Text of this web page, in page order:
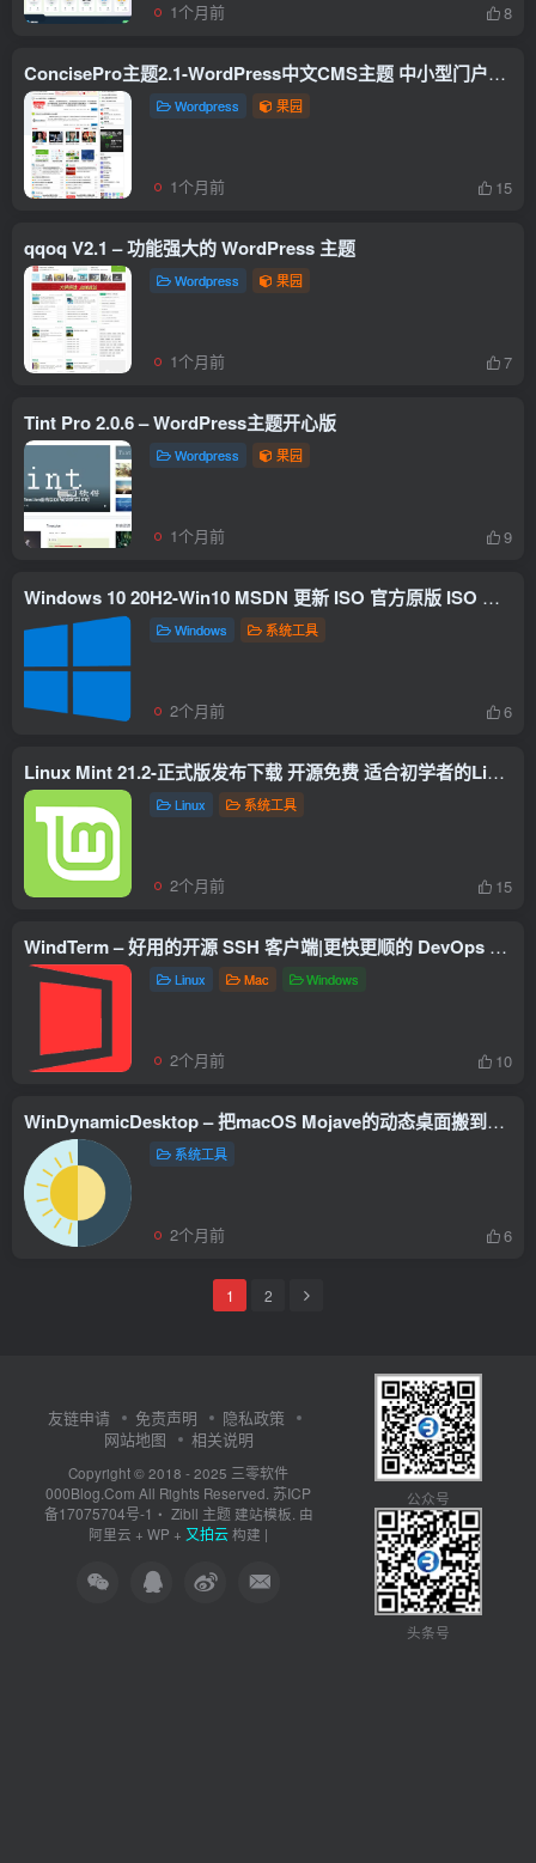
1个月前 8
ConcisePro主题2.1-WordPress中文CMS主题 中小型门户网站风格
Wordpress 果园
1个月前 15
qqoq V2.1 – 功能强大的 WordPress 主题
Wordpress 果园
1个月前 7
Tint Pro 2.0.6 – WordPress主题开心版
Wordpress 果园
1个月前 9
Windows 10 20H2-Win10 MSDN 更新 ISO 官方原版 ISO 镜像下载
Windows 系统工具
2个月前 6
Linux Mint 21.2-正式版发布下载 开源免费 适合初学者的Linux发行版
Linux 系统工具
2个月前 15
WindTerm – 好用的开源 SSH 客户端|更快更顺的 DevOps 神器中文版
Linux Mac Windows
2个月前 10
WinDynamicDesktop – 把macOS Mojave的动态桌面搬到Windows 10？这个工具做到了
系统工具
2个月前 6
1 2
友链申请 免责声明
隐私政策
网站地图
相关说明
Copyright © 2018 - 2025 三零软件
000Blog.Com All Rights Reserved. 苏ICP
备17075704号-1 ・ Zibll 主题建站模板. 由
阿里云 + WP + 又拍云构建 |
公众号
头条号